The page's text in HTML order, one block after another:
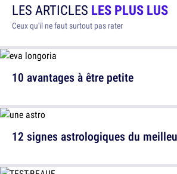
LES ARTICLES LES PLUS LUS
Ceux qu'il ne faut surtout pas rater
10 avantages à être petite
12 signes astrologiques du